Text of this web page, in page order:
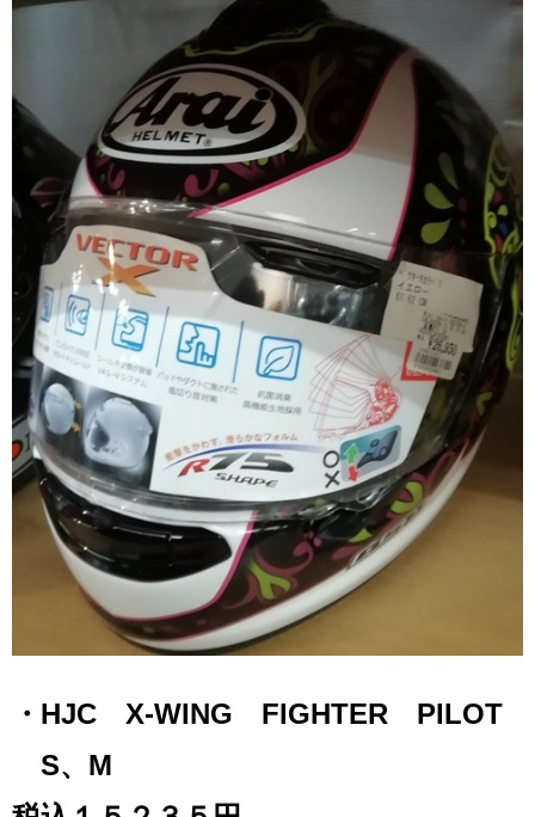
・HJC X-WING FIGHTER PILOT
S、M